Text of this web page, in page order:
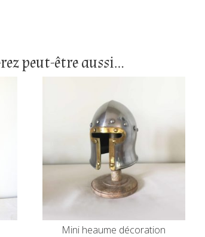
peut-être aussi…
Mini heaume décoration